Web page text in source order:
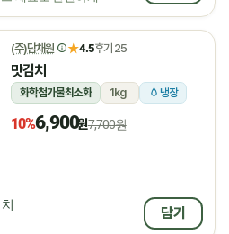
(주)담채원 ★4.5후기 25
맛김치
화학첨가물최소화 1kg 냉장
10%6,900원7,700원
담기